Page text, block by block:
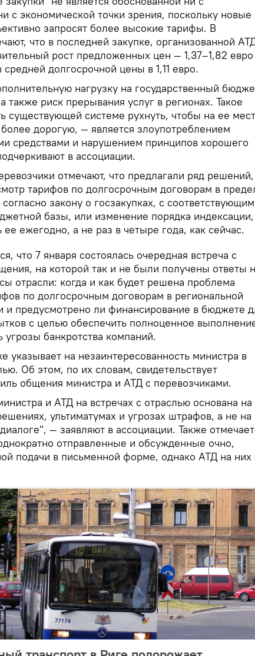
с экономической точки зрения, поскольку новые
запросят более высокие тарифы. В
что в последней закупке, организованной
рост предложенных цен — 1,37–1,82 евро
долгосрочной цены в 1,11 евро.
нагрузку на государственный
также риск прерывания услуг в регионах. Такое
существующей системе рухнуть, чтобы на ее
дорогую, — является злоупотреблением
средствами и нарушением принципов хорошего
в ассоциации.
отмечают, что предлагали ряд решений,
тарифов по долгосрочным договорам в
закону о госзакупках, с соответствующим
базы, или изменение порядка индексации,
ее ежегодно, а не раз в четыре года, как сейчас.
что 7 января состоялась очередная встреча с
на которой так и не были получены ответы
отрасли: когда и как будет решена проблема
по долгосрочным договорам в региональной
и предусмотрено ли финансирование в бюджете
с целью обеспечить полноценное
угрозы банкротства компаний.
указывает на незаинтересованность министра в
Об этом, по их словам, свидетельствует
общения министра и АТД с перевозчиками.
и АТД на встречах с отраслью основана на
ультиматумах и угрозах штрафов, а не на
— заявляют в ассоциации. Также
отправленные и обсужденные очно,
подачи в письменной форме, однако АТД на них